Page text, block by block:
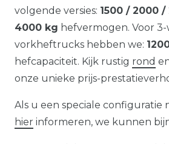
volgende versies: 1500 / 2000
4000 kg hefvermogen. Voor 3-
vorkheftrucks hebben we:
hefcapaciteit. Kijk rustig rond
onze unieke prijs-
Als u een speciale configuratie
hier informeren, we kunnen